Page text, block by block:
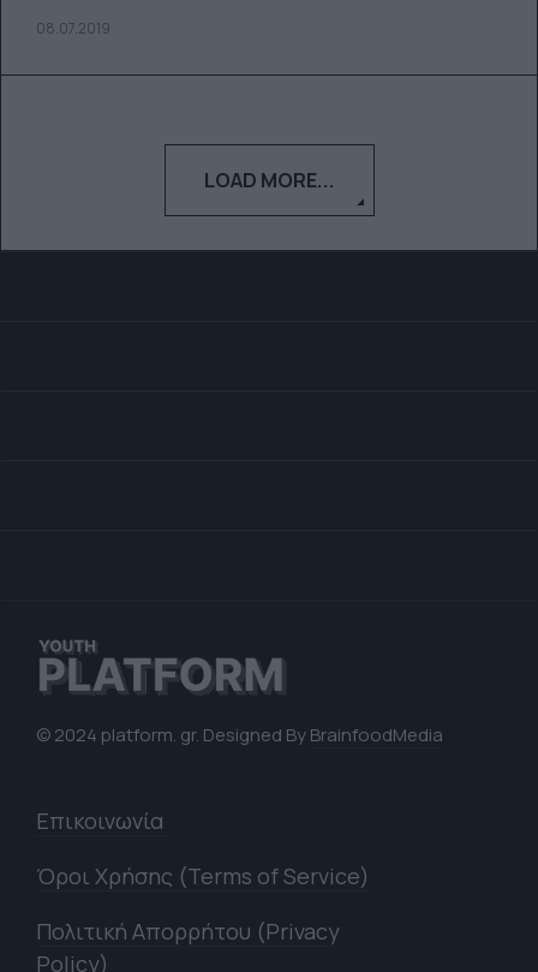
08.07.2019
LOAD MORE...
© 2024 platform. gr. Designed ByBrainfoodMedia
Επικοινωνία
Όροι Χρήσης (Terms of Service)
Πολιτική Απορρήτου (Privacy
Policy)